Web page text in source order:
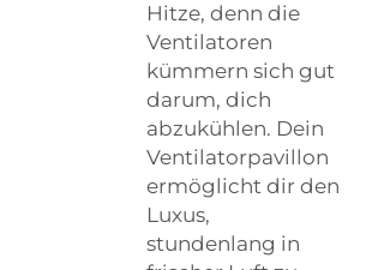
Hitze, denn die
Ventilatoren
kümmern sich gut
darum, dich
abzukühlen. Dein
Ventilatorpavillon
ermöglicht dir den
Luxus,
stundenlang in